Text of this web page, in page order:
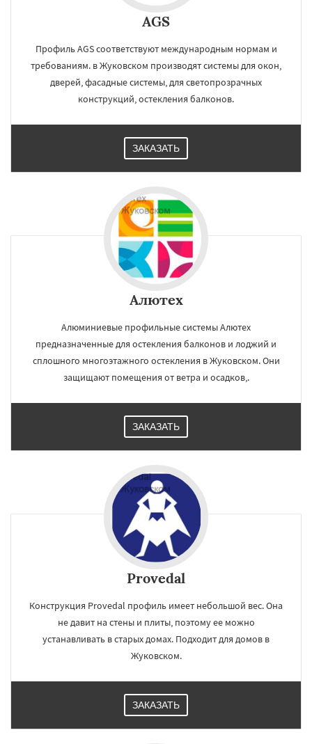
AGS
Профиль AGS соответствуют международным нормам и
требованиям. в Жуковском производят системы для окон,
дверей, фасадные системы, для светопрозрачных
конструкций, остекления балконов.
ЗАКАЗАТЬ
Алютех
Алюминиевые профильные системы Алютех
предназначенные для остекления балконов и лоджий и
сплошного многоэтажного остекления в Жуковском. Они
защищают помещения от ветра и осадков,.
ЗАКАЗАТЬ
Provedal
Конструкция Provedal профиль имеет небольшой вес. Она
не давит на стены и плиты, поэтому ее можно
устанавливать в старых домах. Подходит для домов в
Жуковском.
ЗАКАЗАТЬ